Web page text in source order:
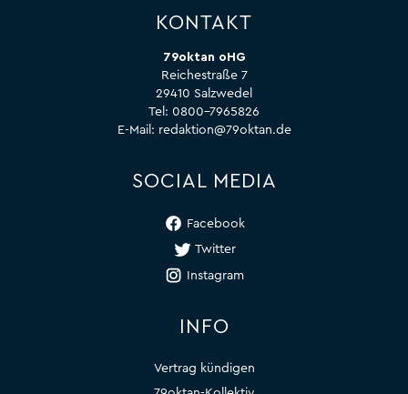
KONTAKT
79oktan oHG
Reichestraße 7
29410 Salzwedel
Tel: 0800-7965826
E-Mail: redaktion@79oktan.de
SOCIAL MEDIA
Facebook
Twitter
Instagram
INFO
Vertrag kündigen